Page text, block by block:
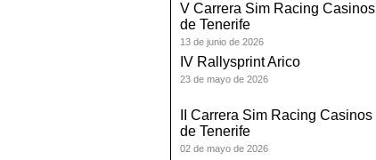
V Carrera Sim Racing Casinos
de Tenerife
13 de junio de 2026
IV Rallysprint Arico
23 de mayo de 2026
II Carrera Sim Racing Casinos
de Tenerife
02 de mayo de 2026